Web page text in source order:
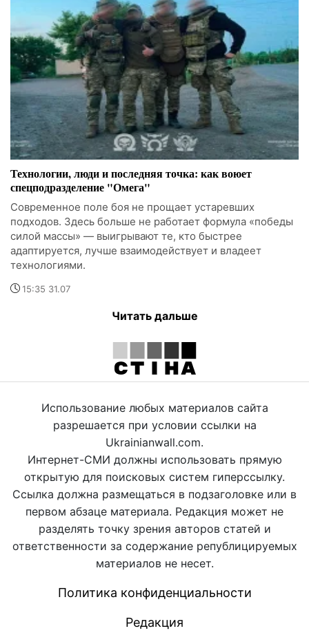
Технологии, люди и последняя точка: как воюет
спецподразделение "Омега"
Современное поле боя не прощает устаревших
подходов. Здесь больше не работает формула «победы
силой массы» — выигрывают те, кто быстрее
адаптируется, лучше взаимодействует и владеет
технологиями.
15:35 31.07
Читать дальше
Использование любых материалов сайта
разрешается при условии ссылки на
Ukrainianwall.com.
Интернет-СМИ должны использовать прямую
открытую для поисковых систем гиперссылку.
Ссылка должна размещаться в подзаголовке или в
первом абзаце материала. Редакция может не
разделять точку зрения авторов статей и
ответственности за содержание републицируемых
материалов не несет.
Политика конфиденциальности
Редакция